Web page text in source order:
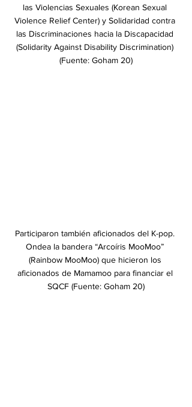
las Violencias Sexuales (Korean Sexual
Violence Relief Center) y Solidaridad contra
las Discriminaciones hacia la Discapacidad
(Solidarity Against Disability Discrimination)
(Fuente: Goham 20)
﻿Participaron también aficionados del K-pop.
Ondea la bandera “Arcoíris MooMoo”
(Rainbow MooMoo) que hicieron los
aficionados de Mamamoo para financiar el
SQCF (Fuente: Goham 20)